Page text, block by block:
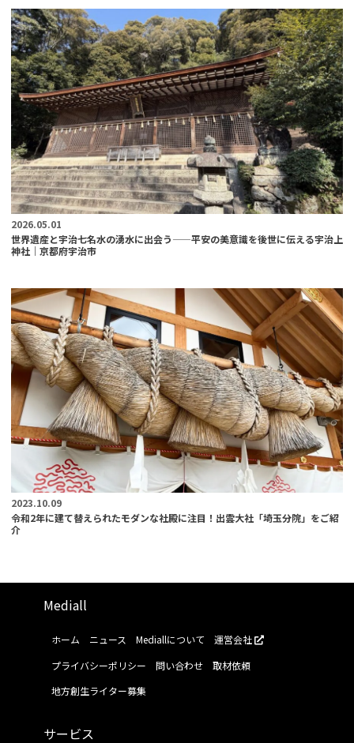
2026.05.01
世界遺産と宇治七名水の湧水に出会う——平安の美意識を後世に伝える宇治上
神社｜京都府宇治市
2023.10.09
令和2年に建て替えられたモダンな社殿に注目！出雲大社「埼玉分院」をご紹
介
Mediall
ホーム ニュース Mediallについて
運営会社
プライバシーポリシー
問い合わせ
取材依頼
地方創生ライター募集
サービス